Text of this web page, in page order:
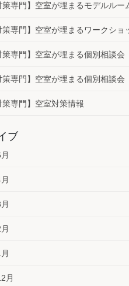
策専門】空室が埋まるモデルルー
策専門】空室が埋まるワークショ
策専門】空室が埋まる個別相談会
策専門】空室が埋まる個別相談会
策専門】空室対策情報
ブ
月